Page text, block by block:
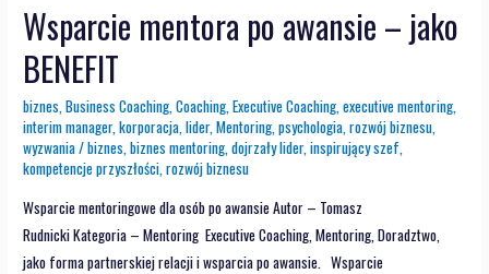
Wsparcie mentora po awansie – jako
BENEFIT
biznes,Business Coaching,Coaching,Executive Coaching,executive mentoring,
interim manager,korporacja,lider,Mentoring,psychologia,rozwój biznesu,
wyzwania/biznes,biznes mentoring,dojrzały lider,inspirujący szef,
kompetencje przyszłości,rozwój biznesu
Wsparcie mentoringowe dla osób po awansie Autor – Tomasz
Rudnicki Kategoria – Mentoring Executive Coaching, Mentoring, Doradztwo,
jako forma partnerskiej relacji i wsparcia po awansie. Wsparcie